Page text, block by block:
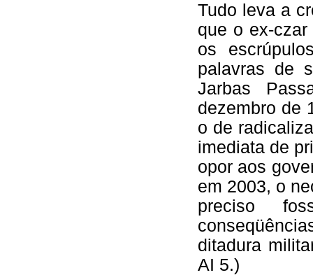
Tudo leva a
que o ex-
os
palavras de
Jarbas
dezembro de
o de
imediata de
opor aos
em 2003, o
preciso
ditadura
AI 5.)